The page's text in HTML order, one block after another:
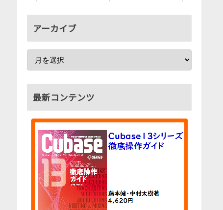
アーカイブ
最新コンテンツ